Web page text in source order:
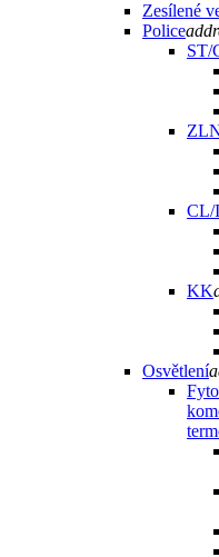
Zesílené
Policeadd
ST/
CL/
KK
Osvětlení